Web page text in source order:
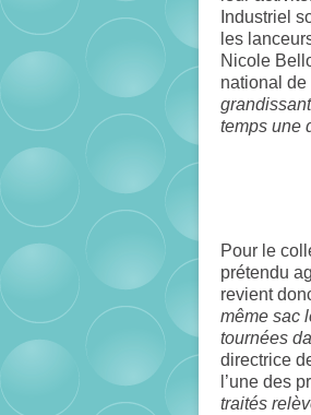
Industriel
les
Nicole
national
temps une
Pour le
prétendu
revient
même sac
tournées
directrice
l’une des
traités